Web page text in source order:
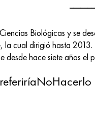
Biológicas y se
la cual dirigió hasta
desde hace siete años